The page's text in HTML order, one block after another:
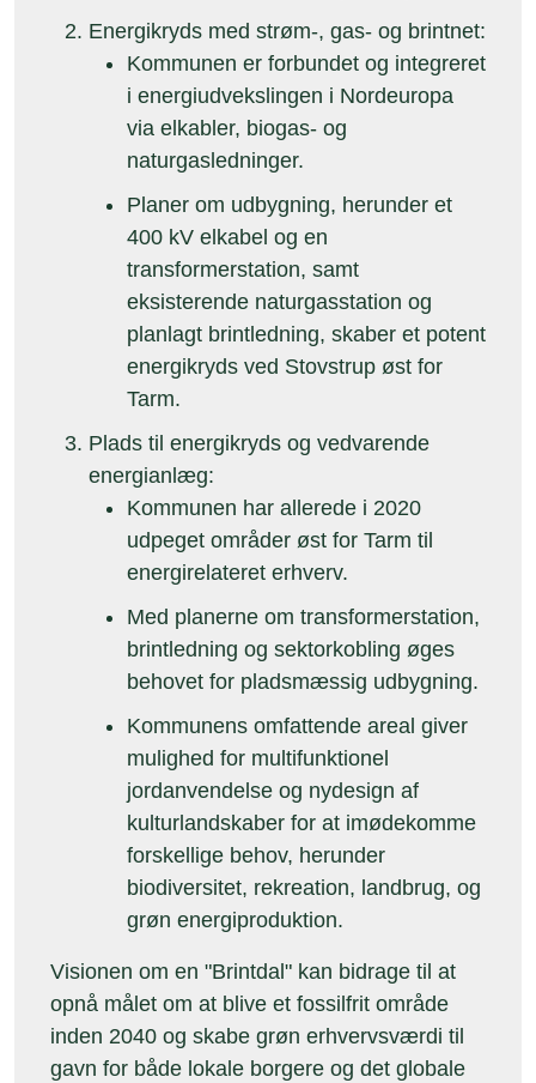
Energikryds med strøm-, gas- og brintnet:
Kommunen er forbundet og integreret
i energiudvekslingen i Nordeuropa
via elkabler, biogas- og
naturgasledninger.
Planer om udbygning, herunder et
400 kV elkabel og en
transformerstation, samt
eksisterende naturgasstation og
planlagt brintledning, skaber et potent
energikryds ved Stovstrup øst for
Tarm.
Plads til energikryds og vedvarende
energianlæg:
Kommunen har allerede i 2020
udpeget områder øst for Tarm til
energirelateret erhverv.
Med planerne om transformerstation,
brintledning og sektorkobling øges
behovet for pladsmæssig udbygning.
Kommunens omfattende areal giver
mulighed for multifunktionel
jordanvendelse og nydesign af
kulturlandskaber for at imødekomme
forskellige behov, herunder
biodiversitet, rekreation, landbrug, og
grøn energiproduktion.
Visionen om en "Brintdal" kan bidrage til at
opnå målet om at blive et fossilfrit område
inden 2040 og skabe grøn erhvervsværdi til
gavn for både lokale borgere og det globale